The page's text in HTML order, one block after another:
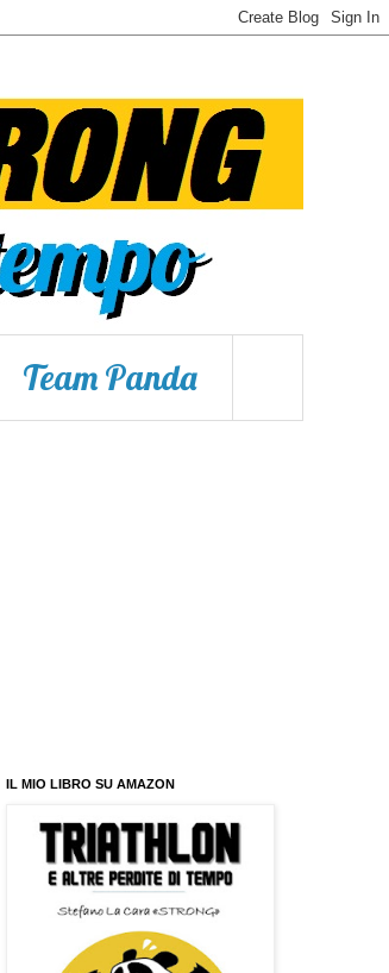
Team Panda
IL MIO LIBRO SU AMAZON